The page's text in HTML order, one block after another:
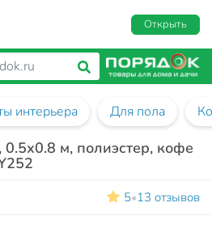
Открыть
интерьера Для пола
м, полиэстер, кофе
5•13 отзывов